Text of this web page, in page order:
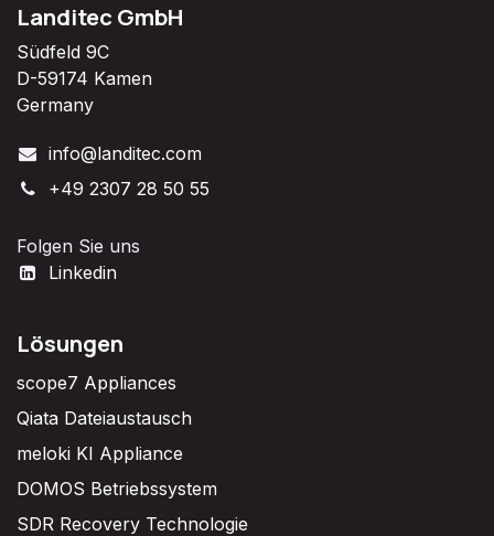
Landitec GmbH
Südfeld 9C
D-59174 Kamen
Germany
info@landitec.com
+49 2307 28 50 55
Folgen Sie uns
Linkedin
Lösungen
scope7 Appliances
Qiata Dateiaustausch
meloki KI Appliance
DOMOS Betriebssystem
SDR Recovery Technologie